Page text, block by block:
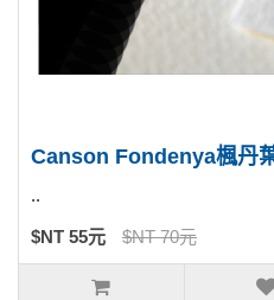
Canson Fondenya楓丹
..
$NT 55元 $NT 70元